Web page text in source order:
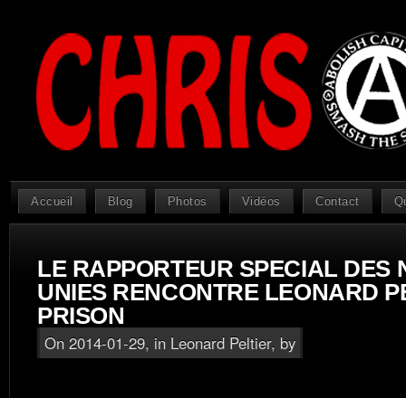
Accueil Blog Photos Vidéos Contact
LE RAPPORTEUR SPECIAL DES
UNIES RENCONTRE LEONARD
PRISON
On 2014-01-29, in Leonard Peltier, by